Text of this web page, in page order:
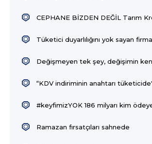
CEPHANE BİZDEN DEĞİL Tarım
Tüketici duyarlılığını yok sayan
Değişmeyen tek şey, değişimin
“KDV indiriminin anahtarı
#keyfimizYOK 186 milyarı kim
Ramazan fırsatçıları sahnede